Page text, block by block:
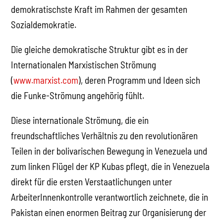
demokratischste Kraft im Rahmen der gesamten
Sozialdemokratie.
Die gleiche demokratische Struktur gibt es in der
Internationalen Marxistischen Strömung
(www.marxist.com), deren Programm und Ideen sich
die Funke-Strömung angehörig fühlt.
Diese internationale Strömung, die ein
freundschaftliches Verhältnis zu den revolutionären
Teilen in der bolivarischen Bewegung in Venezuela und
zum linken Flügel der KP Kubas pflegt, die in Venezuela
direkt für die ersten Verstaatlichungen unter
ArbeiterInnenkontrolle verantwortlich zeichnete, die in
Pakistan einen enormen Beitrag zur Organisierung der